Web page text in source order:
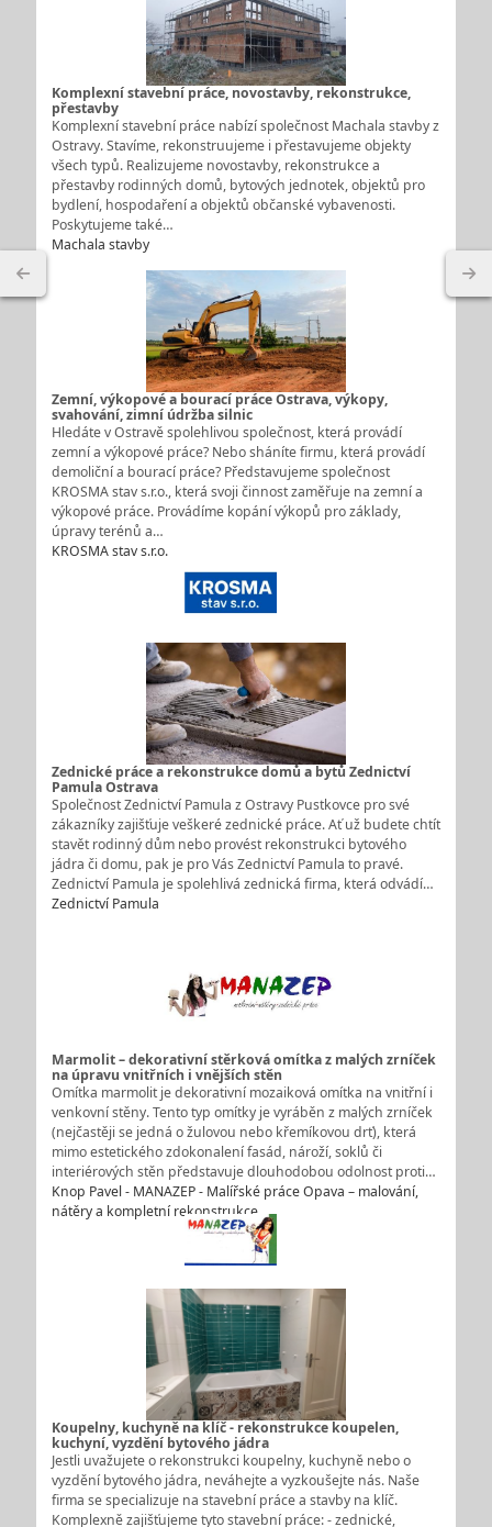
Komplexní stavební práce, novostavby, rekonstrukce,
přestavby
Komplexní stavební práce nabízí společnost Machala stavby z
Ostravy. Stavíme, rekonstruujeme i přestavujeme objekty
všech typů. Realizujeme novostavby, rekonstrukce a
přestavby rodinných domů, bytových jednotek, objektů pro
bydlení, hospodaření a objektů občanské vybavenosti.
Poskytujeme také…
Machala stavby
Zemní, výkopové a bourací práce Ostrava, výkopy,
svahování, zimní údržba silnic
Hledáte v Ostravě spolehlivou společnost, která provádí
zemní a výkopové práce? Nebo sháníte firmu, která provádí
demoliční a bourací práce? Představujeme společnost
KROSMA stav s.r.o., která svoji činnost zaměřuje na zemní a
výkopové práce. Provádíme kopání výkopů pro základy,
úpravy terénů a…
KROSMA stav s.r.o.
Zednické práce a rekonstrukce domů a bytů Zednictví
Pamula Ostrava
Společnost Zednictví Pamula z Ostravy Pustkovce pro své
zákazníky zajišťuje veškeré zednické práce. Ať už budete chtít
stavět rodinný dům nebo provést rekonstrukci bytového
jádra či domu, pak je pro Vás Zednictví Pamula to pravé.
Zednictví Pamula je spolehlivá zednická firma, která odvádí…
Zednictví Pamula
Marmolit – dekorativní stěrková omítka z malých zrníček
na úpravu vnitřních i vnějších stěn
Omítka marmolit je dekorativní mozaiková omítka na vnitřní i
venkovní stěny. Tento typ omítky je vyráběn z malých zrníček
(nejčastěji se jedná o žulovou nebo křemíkovou drť), která
mimo estetického zdokonalení fasád, nároží, soklů či
interiérových stěn představuje dlouhodobou odolnost proti…
Knop Pavel - MANAZEP - Malířské práce Opava – malování,
nátěry a kompletní rekonstrukce
Koupelny, kuchyně na klíč - rekonstrukce koupelen,
kuchyní, vyzdění bytového jádra
Jestli uvažujete o rekonstrukci koupelny, kuchyně nebo o
vyzdění bytového jádra, neváhejte a vyzkoušejte nás. Naše
firma se specializuje na stavební práce a stavby na klíč.
Komplexně zajišťujeme tyto stavební práce: - zednické,